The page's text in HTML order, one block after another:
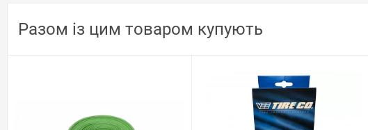
Разом із цим товаром купують